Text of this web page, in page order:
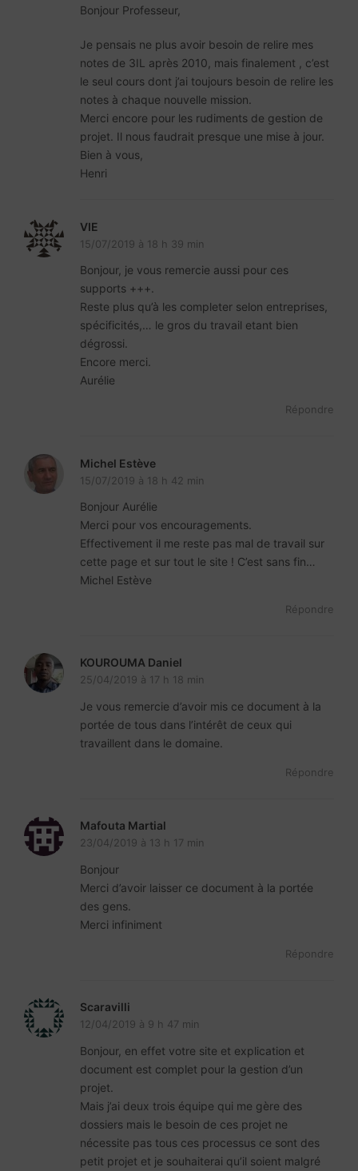
auctor aliquet. Duis elementum nulla at dui
Vivamus blandit orci a tincidunt porttitor.
Fusce maximus imperdiet urna a imperdiet.
faucibus rutrum odio. Duis varius, ex dignissim
pulvinar
erat fringilla consectetur non eget risus. Nulla
nibh. Nam nec semper lacus. Integer vehicula
dolor quis pulvinar accumsan.
35- Annexes.
Nulla commodo sit amet massa non convallis.
Praesent vehicula enim dictum risus dapibus,
sed ultrices enim scelerisque.
mauris velit venenatis ligula, vitae ultrices arcu
dolor at risus.
Bonjour Professeur,
Je pensais ne plus avoir besoin de relire mes
notes de 3IL après 2010, mais finalement , c’est
le seul cours dont j’ai toujours besoin de relire les
notes à chaque nouvelle mission.
Merci encore pour les rudiments de gestion de
projet. Il nous faudrait presque une mise à jour.
Bien à vous,
Henri
VIE
15/07/2019 à 18 h 39 min
Bonjour, je vous remercie aussi pour ces
supports +++.
Reste plus qu’à les completer selon entreprises,
spécificités,… le gros du travail etant bien
dégrossi.
Encore merci.
Aurélie
Répondre
Michel Estève
15/07/2019 à 18 h 42 min
Bonjour Aurélie
Merci pour vos encouragements.
Effectivement il me reste pas mal de travail sur
cette page et sur tout le site ! C’est sans fin…
Michel Estève
Répondre
KOUROUMA Daniel
25/04/2019 à 17 h 18 min
Je vous remercie d’avoir mis ce document à la
portée de tous dans l’intérêt de ceux qui
travaillent dans le domaine.
Répondre
Mafouta Martial
23/04/2019 à 13 h 17 min
Bonjour
Merci d’avoir laisser ce document à la portée
des gens.
Merci infiniment
Répondre
Scaravilli
12/04/2019 à 9 h 47 min
Bonjour, en effet votre site et explication et
document est complet pour la gestion d’un
projet.
Mais j’ai deux trois équipe qui me gère des
dossiers mais le besoin de ces projet ne
nécessite pas tous ces processus ce sont des
petit projet et je souhaiterai qu’il soient malgré